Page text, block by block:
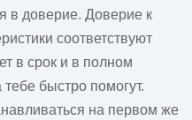
в доверие. Доверие к
соответствуют
в срок и в полном
быстро помогут.
на первом же